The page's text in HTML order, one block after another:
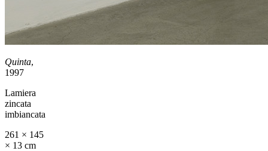
Quinta,
1997
Lamiera
zincata
imbiancata
261 × 145
× 13 cm